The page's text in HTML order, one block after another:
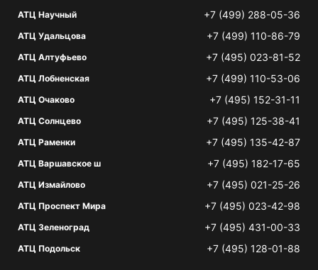
АТЦ Научный +7 (499) 288-05-36
АТЦ Удальцова +7 (499) 110-86-79
АТЦ Алтуфьево +7 (495) 023-81-52
АТЦ Лобненская +7 (499) 110-53-06
АТЦ Очаково +7 (495) 152-31-11
АТЦ Солнцево +7 (495) 125-38-41
АТЦ Раменки +7 (495) 135-42-87
АТЦ Варшавское ш +7 (495) 182-17-65
АТЦ Измайлово +7 (495) 021-25-26
АТЦ Проспект Мира +7 (495) 023-42-98
АТЦ Зеленоград +7 (495) 431-00-33
АТЦ Подольск +7 (495) 128-01-88